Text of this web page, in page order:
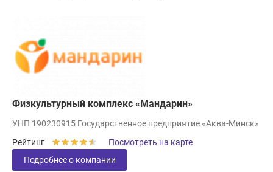
Физкультурный комплекс «Мандарин»
УНП 190230915 Государственное предприятие «Аква-Минск»
Рейтинг
Посмотреть на карте
Подробнее о компании